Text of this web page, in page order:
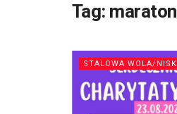
Tag:
STALOWA WOLA/